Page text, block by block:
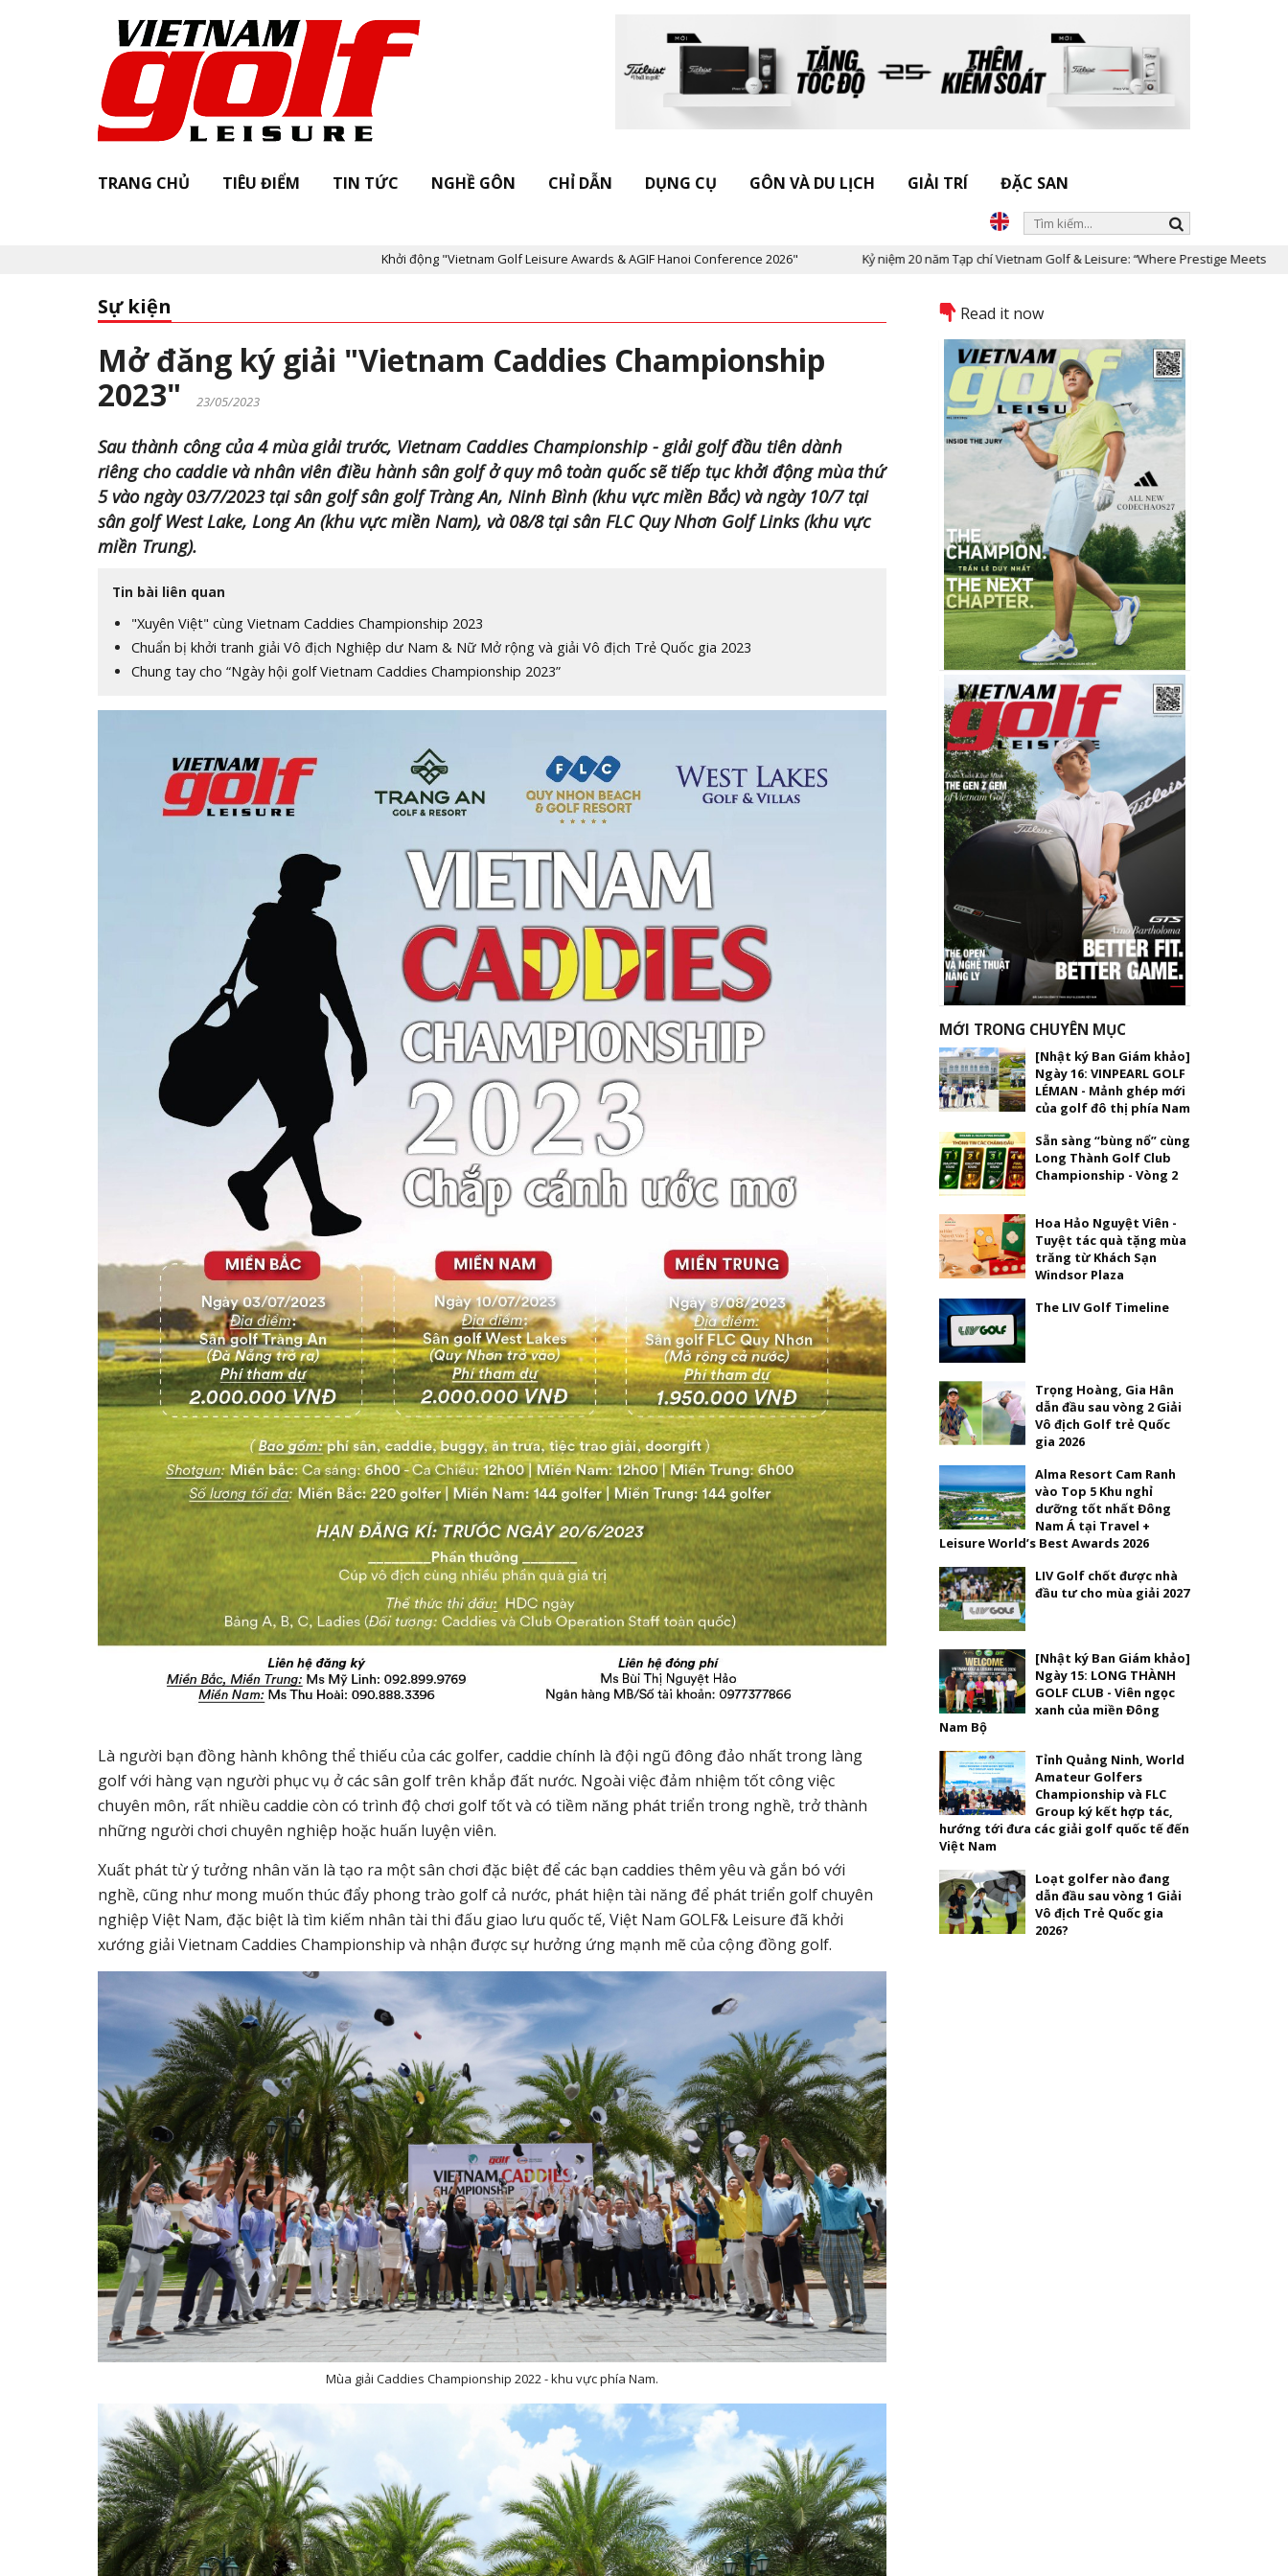
TRANG CHỦ TIÊU ĐIỂM TIN TỨC NGHỀ GÔN CHỈ DẪN DỤNG CỤ GÔN VÀ DU LỊCH GIẢI TRÍ ĐẶC SAN
Khởi động "Vietnam Golf Leisure Awards & AGIF Hanoi Conference 2026" Kỷ niệm 20 năm Tạp chí Vietnam Golf & Leisure: “Where Prestige Meets Legacy”
Sự kiện
Mở đăng ký giải "Vietnam Caddies Championship
2023"
23/05/2023
Sau thành công của 4 mùa giải trước, Vietnam Caddies Championship - giải golf đầu tiên dành
riêng cho caddie và nhân viên điều hành sân golf ở quy mô toàn quốc sẽ tiếp tục khởi động mùa thứ
5 vào ngày 03/7/2023 tại sân golf sân golf Tràng An, Ninh Bình (khu vực miền Bắc) và ngày 10/7 tại
sân golf West Lake, Long An (khu vực miền Nam), và 08/8 tại sân FLC Quy Nhơn Golf Links (khu vực
miền Trung).
Tin bài liên quan
"Xuyên Việt" cùng Vietnam Caddies Championship 2023
Chuẩn bị khởi tranh giải Vô địch Nghiệp dư Nam & Nữ Mở rộng và giải Vô địch Trẻ Quốc gia 2023
Chung tay cho “Ngày hội golf Vietnam Caddies Championship 2023”
Là người bạn đồng hành không thể thiếu của các golfer, caddie chính là đội ngũ đông đảo nhất trong làng
golf với hàng vạn người phục vụ ở các sân golf trên khắp đất nước. Ngoài việc đảm nhiệm tốt công việc
chuyên môn, rất nhiều caddie còn có trình độ chơi golf tốt và có tiềm năng phát triển trong nghề, trở thành
những người chơi chuyên nghiệp hoặc huấn luyện viên.
Xuất phát từ ý tưởng nhân văn là tạo ra một sân chơi đặc biệt để các bạn caddies thêm yêu và gắn bó với
nghề, cũng như mong muốn thúc đẩy phong trào golf cả nước, phát hiện tài năng để phát triển golf chuyên
nghiệp Việt Nam, đặc biệt là tìm kiếm nhân tài thi đấu giao lưu quốc tế, Việt Nam GOLF& Leisure đã khởi
xướng giải Vietnam Caddies Championship và nhận được sự hưởng ứng mạnh mẽ của cộng đồng golf.
Mùa giải Caddies Championship 2022 - khu vực phía Nam.
Read it now
MỚI TRONG CHUYÊN MỤC
[Nhật ký Ban Giám khảo]
Ngày 16: VINPEARL GOLF
LÉMAN - Mảnh ghép mới
của golf đô thị phía Nam
Sẵn sàng “bùng nổ” cùng
Long Thành Golf Club
Championship - Vòng 2
Hoa Hảo Nguyệt Viên -
Tuyệt tác quà tặng mùa
trăng từ Khách Sạn
Windsor Plaza
The LIV Golf Timeline
Trọng Hoàng, Gia Hân
dẫn đầu sau vòng 2 Giải
Vô địch Golf trẻ Quốc
gia 2026
Alma Resort Cam Ranh
vào Top 5 Khu nghỉ
dưỡng tốt nhất Đông
Nam Á tại Travel +
Leisure World’s Best Awards 2026
LIV Golf chốt được nhà
đầu tư cho mùa giải 2027
[Nhật ký Ban Giám khảo]
Ngày 15: LONG THÀNH
GOLF CLUB - Viên ngọc
xanh của miền Đông
Nam Bộ
Tỉnh Quảng Ninh, World
Amateur Golfers
Championship và FLC
Group ký kết hợp tác,
hướng tới đưa các giải golf quốc tế đến
Việt Nam
Loạt golfer nào đang
dẫn đầu sau vòng 1 Giải
Vô địch Trẻ Quốc gia
2026?